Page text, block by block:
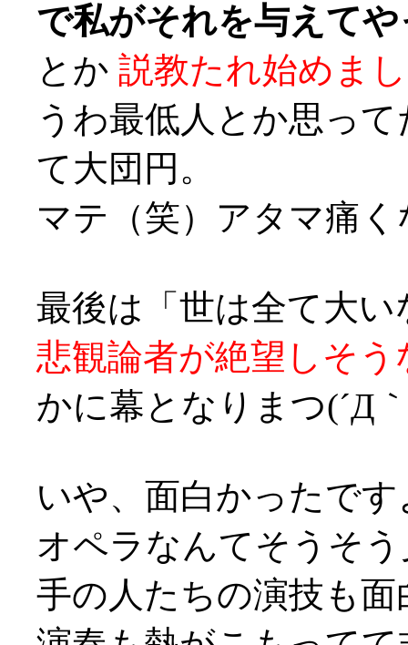
で私がそれを与えて
とか 説教たれ始めま
うわ最低人とか思っ
て大団円。
マテ（笑）アタマ痛
最後は「世は全て大
悲観論者が絶望しそう
かに幕となりまつ(´Д
いや、面白かったです
オペラなんてそうそ
手の人たちの演技も